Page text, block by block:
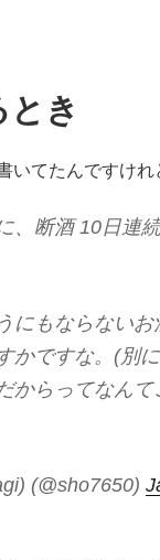
き
いてたんですけれ
、断酒 10日連
にもならない
かですな。(別
からってなん
(@sho7650)